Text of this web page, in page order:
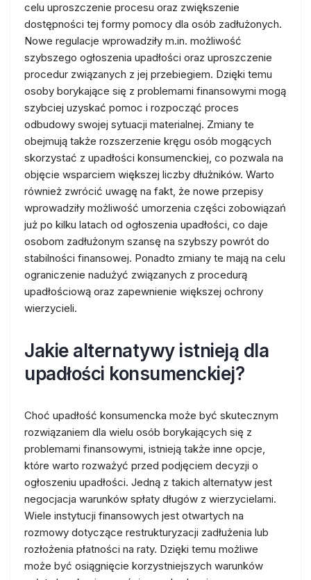
celu uproszczenie procesu oraz zwiększenie
dostępności tej formy pomocy dla osób zadłużonych.
Nowe regulacje wprowadziły m.in. możliwość
szybszego ogłoszenia upadłości oraz uproszczenie
procedur związanych z jej przebiegiem. Dzięki temu
osoby borykające się z problemami finansowymi mogą
szybciej uzyskać pomoc i rozpocząć proces
odbudowy swojej sytuacji materialnej. Zmiany te
obejmują także rozszerzenie kręgu osób mogących
skorzystać z upadłości konsumenckiej, co pozwala na
objęcie wsparciem większej liczby dłużników. Warto
również zwrócić uwagę na fakt, że nowe przepisy
wprowadziły możliwość umorzenia części zobowiązań
już po kilku latach od ogłoszenia upadłości, co daje
osobom zadłużonym szansę na szybszy powrót do
stabilności finansowej. Ponadto zmiany te mają na celu
ograniczenie nadużyć związanych z procedurą
upadłościową oraz zapewnienie większej ochrony
wierzycieli.
Jakie alternatywy istnieją dla
upadłości konsumenckiej?
Choć upadłość konsumencka może być skutecznym
rozwiązaniem dla wielu osób borykających się z
problemami finansowymi, istnieją także inne opcje,
które warto rozważyć przed podjęciem decyzji o
ogłoszeniu upadłości. Jedną z takich alternatyw jest
negocjacja warunków spłaty długów z wierzycielami.
Wiele instytucji finansowych jest otwartych na
rozmowy dotyczące restrukturyzacji zadłużenia lub
rozłożenia płatności na raty. Dzięki temu możliwe
może być osiągnięcie korzystniejszych warunków